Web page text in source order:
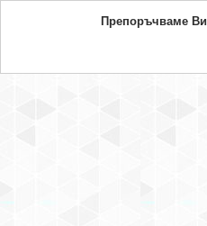
Препоръчваме Ви